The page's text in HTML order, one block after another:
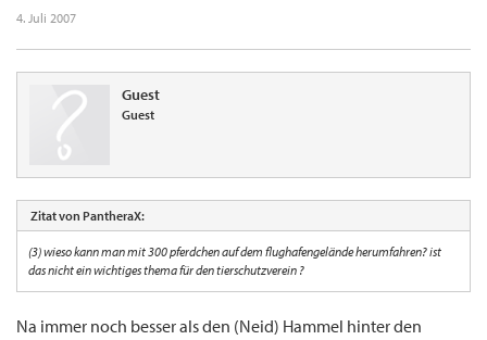
4. Juli 2007
Guest
Guest
Zitat von PantheraX:
(3) wieso kann man mit 300pferdchenauf dem flughafengelände herumfahren? ist
das nicht ein wichtiges thema für den tierschutzverein ?
Na immer noch besser als den (Neid) Hammel hinter den